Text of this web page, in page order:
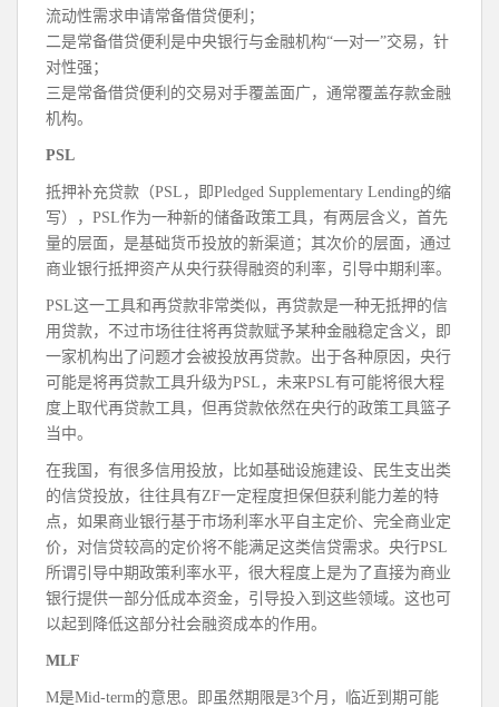
流动性需求申请常备借贷便利；
二是常备借贷便利是中央银行与金融机构“一对一”交易，针
对性强；
三是常备借贷便利的交易对手覆盖面广，通常覆盖存款金融
机构。
PSL
抵押补充贷款（PSL，即Pledged Supplementary Lending的缩
写），PSL作为一种新的储备政策工具，有两层含义，首先
量的层面，是基础货币投放的新渠道；其次价的层面，通过
商业银行抵押资产从央行获得融资的利率，引导中期利率。
PSL这一工具和再贷款非常类似，再贷款是一种无抵押的信
用贷款，不过市场往往将再贷款赋予某种金融稳定含义，即
一家机构出了问题才会被投放再贷款。出于各种原因，央行
可能是将再贷款工具升级为PSL，未来PSL有可能将很大程
度上取代再贷款工具，但再贷款依然在央行的政策工具篮子
当中。
在我国，有很多信用投放，比如基础设施建设、民生支出类
的信贷投放，往往具有ZF一定程度担保但获利能力差的特
点，如果商业银行基于市场利率水平自主定价、完全商业定
价，对信贷较高的定价将不能满足这类信贷需求。央行PSL
所谓引导中期政策利率水平，很大程度上是为了直接为商业
银行提供一部分低成本资金，引导投入到这些领域。这也可
以起到降低这部分社会融资成本的作用。
MLF
M是Mid-term的意思。即虽然期限是3个月，临近到期可能